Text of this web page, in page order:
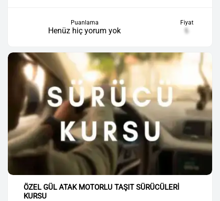
Puanlama
Henüz hiç yorum yok
Fiyat
₺
ÖZEL GÜL ATAK MOTORLU TAŞIT SÜRÜCÜLERİ
KURSU